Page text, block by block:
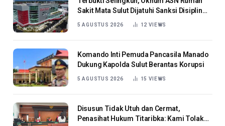
Sakit Mata Sulut Dijatuhi Sanksi Disiplin
5 AGUSTUS 2026 12 VIEWS
Komando Inti Pemuda Pancasila Manado
Dukung Kapolda Sulut Berantas Korupsi
5 AGUSTUS 2026 15 VIEWS
Disusun Tidak Utuh dan Cermat,
Penasihat Hukum Titaribka: Kami Tolak